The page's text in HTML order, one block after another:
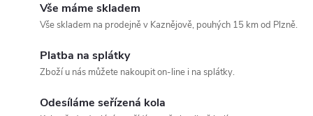
Vše máme skladem
Vše skladem na prodejně v Kaznějově, pouhých 15 km od Plzně.
Platba na splátky
Zboží u nás můžete nakoupit on-line i na splátky.
Odesíláme seřízená kola